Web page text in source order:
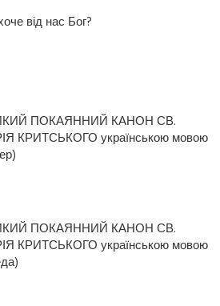
від нас Бог?
ПОКАЯННИЙ КАНОН СВ.
КРИТСЬКОГО українською мовою
ПОКАЯННИЙ КАНОН СВ.
КРИТСЬКОГО українською мовою